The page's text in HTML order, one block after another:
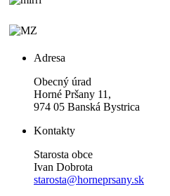
Adresa
Obecný úrad
Horné Pršany 11,
974 05 Banská Bystrica
Kontakty
Starosta obce
Ivan Dobrota
starosta@horneprsany.sk